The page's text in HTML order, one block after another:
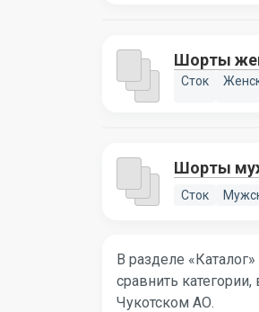
Шорты
Сток
Шорты
Сток
В разделе
сравнить
Чукотском АО.